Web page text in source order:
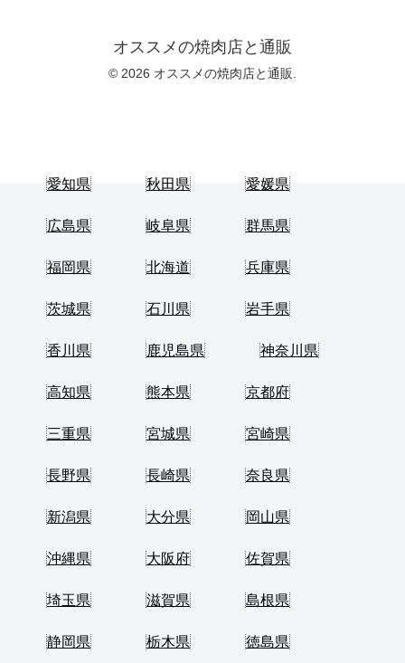
オススメの焼肉店と通販
© 2026 オススメの焼肉店と通販.
愛知県 秋田県 愛媛県
広島県 岐阜県 群馬県
福岡県 北海道 兵庫県
茨城県 石川県 岩手県
香川県 鹿児島県 神奈川県
高知県 熊本県 京都府
三重県 宮城県 宮崎県
長野県 長崎県 奈良県
新潟県 大分県 岡山県
沖縄県 大阪府 佐賀県
埼玉県 滋賀県 島根県
静岡県 栃木県 徳島県